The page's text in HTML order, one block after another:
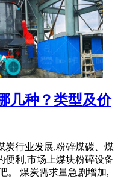
几种？类型及价
炭行业发展,粉碎煤碳、煤
便利,市场上煤块粉碎设备
。 煤炭需求量急剧增加,